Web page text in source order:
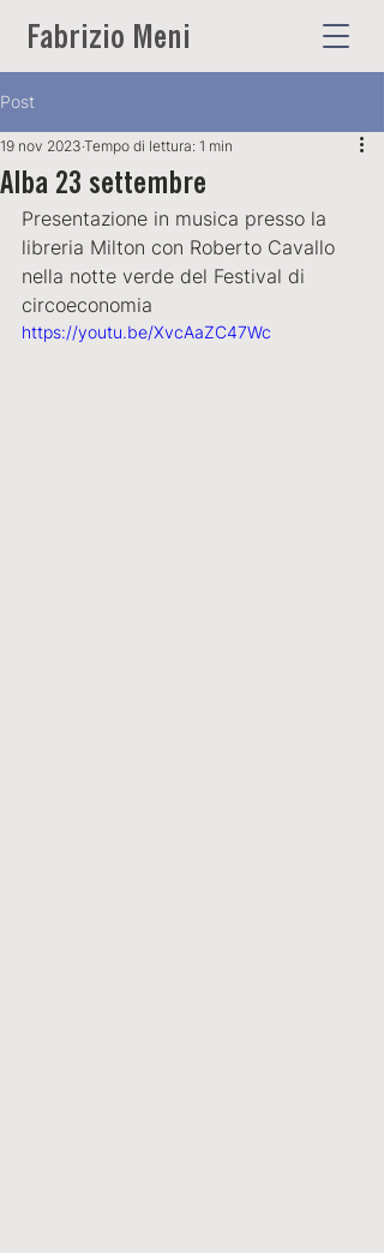
Fabrizio Meni
Post
Alba 23 settembre
19 nov 2023 Tempo di lettura: 1 min
Presentazione in musica presso la
libreria Milton con Roberto Cavallo
nella notte verde del Festival di
circoeconomia
https://youtu.be/XvcAaZC47Wc